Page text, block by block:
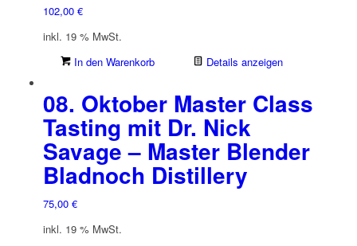
102,00 €
inkl. 19 % MwSt.
In den Warenkorb
Details anzeigen
08. Oktober Master Class
Tasting mit Dr. Nick
Savage – Master Blender
Bladnoch Distillery
75,00 €
inkl. 19 % MwSt.